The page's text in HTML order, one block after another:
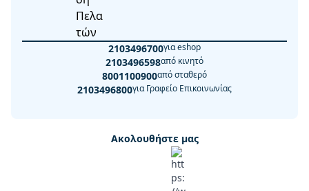
2103496700για eshop
2103496598από κινητό
8001100900από σταθερό
2103496800για Γραφείο Επικοινωνίας
Ακολουθήστε μας